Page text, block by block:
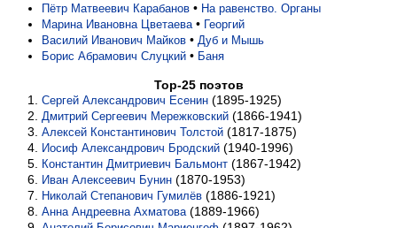
Пётр Матвеевич Карабанов • На равенство. Органы
Марина Ивановна Цветаева • Георгий
Василий Иванович Майков • Дуб и Мышь
Борис Абрамович Слуцкий • Баня
Top-25 поэтов
Сергей Александрович Есенин (1895-1925)
Дмитрий Сергеевич Мережковский (1866-1941)
Алексей Константинович Толстой (1817-1875)
Иосиф Александрович Бродский (1940-1996)
Константин Дмитриевич Бальмонт (1867-1942)
Иван Алексеевич Бунин (1870-1953)
Николай Степанович Гумилёв (1886-1921)
Анна Андреевна Ахматова (1889-1966)